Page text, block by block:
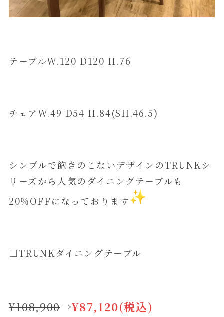
テーブルW.120 D120 H.76
チェアW.49 D54 H.84(SH.46.5)
シンプルで飽きのこないデザインのTRUNKシ
リーズから人気のダイニングテーブルも
20%OFFになっております
□TRUNKダイニングテーブル
¥108,900→¥87,120(税込)